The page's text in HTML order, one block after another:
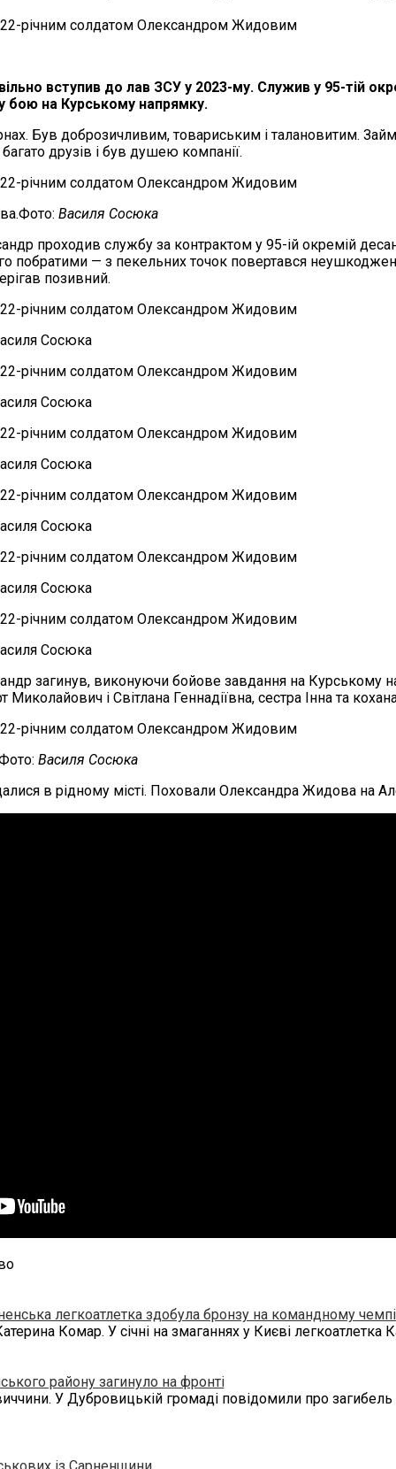
вступив до лав ЗСУ у 2023-му. Служив у 95-тій
бою на Курському напрямку.
Був доброзичливим, товариським і талановитим.
друзів і був душею компанії.
Василя Сосюка
проходив службу за контрактом у 95-ій окремій
побратими — з пекельних точок повертався
позивний.
Сосюка
Сосюка
Сосюка
Сосюка
Сосюка
Сосюка
загинув, виконуючи бойове завдання на Курському
і Світлана Геннадіївна, сестра Інна та
Василя Сосюка
в рідному місті. Поховали Олександра Жидова на
легкоатлетка здобула бронзу на командному
Комар. У січні на змаганнях у Києві легкоатлетка
району загинуло на фронті
У Дубровицькій громаді повідомили про